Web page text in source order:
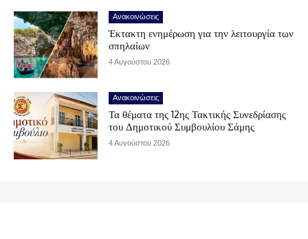
Ανακοινώσεις
Έκτακτη ενημέρωση για την λειτουργία των
σπηλαίων
4 Αυγούστου 2026
Ανακοινώσεις
Τα θέματα της 12ης Τακτικής Συνεδρίασης
του Δημοτικού Συμβουλίου Σάμης
4 Αυγούστου 2026